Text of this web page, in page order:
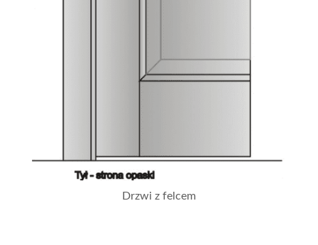
Drzwi z felcem